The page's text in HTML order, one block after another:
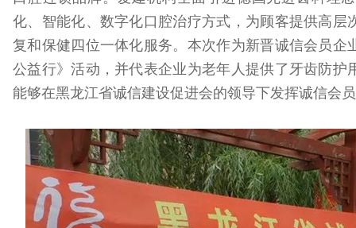
化、智能化、数字化口腔治疗方式，为顾客提供高层
复和保健四位一体化服务。本次作为新晋诚信会员企
公益行》活动，并代表企业为老年人提供了牙齿防护
能够在黑龙江省诚信建设促进会的领导下发挥诚信会